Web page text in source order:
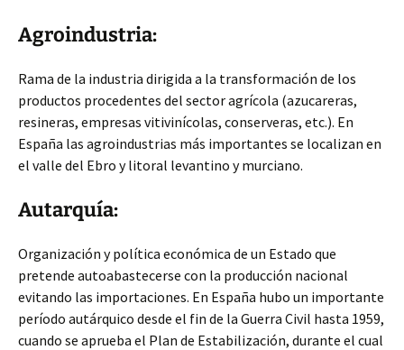
Agroindustria:
Rama de la industria dirigida a la transformación de los
productos procedentes del sector agrícola (azucareras,
resineras, empresas vitivinícolas, conserveras, etc.). En
España las agroindustrias más importantes se localizan en
el valle del Ebro y litoral levantino y murciano.
Autarquía:
Organización y política económica de un Estado que
pretende autoabastecerse con la producción nacional
evitando las importaciones. En España hubo un importante
período autárquico desde el fin de la Guerra Civil hasta 1959,
cuando se aprueba el Plan de Estabilización, durante el cual